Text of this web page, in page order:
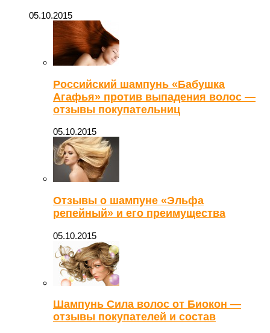
05.10.2015
Российский шампунь «Бабушка
Агафья» против выпадения волос —
отзывы покупательниц
05.10.2015
Отзывы о шампуне «Эльфа
репейный» и его преимущества
05.10.2015
Шампунь Сила волос от Биокон —
отзывы покупателей и состав